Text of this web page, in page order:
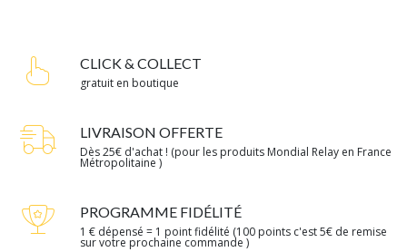
CLICK & COLLECT
gratuit en boutique
LIVRAISON OFFERTE
Dès 25€ d'achat ! (pour les produits Mondial Relay en France
Métropolitaine )
PROGRAMME FIDÉLITÉ
1 € dépensé = 1 point fidélité (100 points c'est 5€ de remise
sur votre prochaine commande )